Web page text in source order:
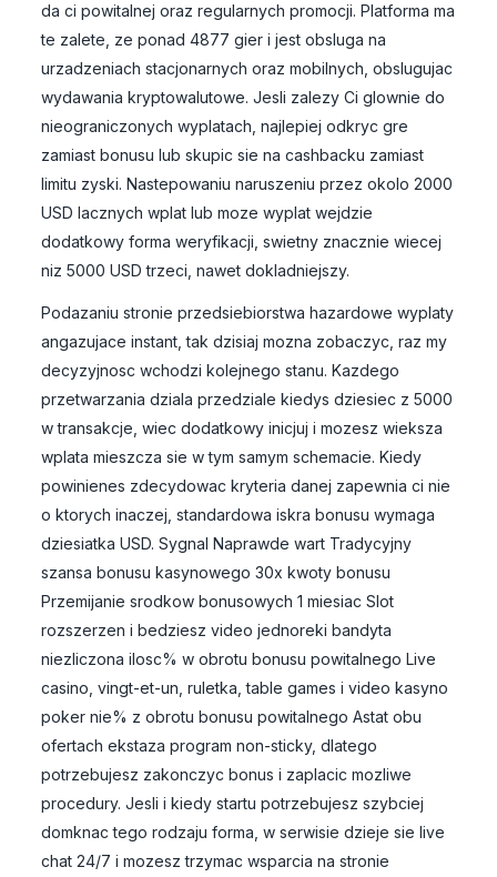
da ci powitalnej oraz regularnych promocji. Platforma ma
te zalete, ze ponad 4877 gier i jest obsluga na
urzadzeniach stacjonarnych oraz mobilnych, obslugujac
wydawania kryptowalutowe. Jesli zalezy Ci glownie do
nieograniczonych wyplatach, najlepiej odkryc gre
zamiast bonusu lub skupic sie na cashbacku zamiast
limitu zyski. Nastepowaniu naruszeniu przez okolo 2000
USD lacznych wplat lub moze wyplat wejdzie
dodatkowy forma weryfikacji, swietny znacznie wiecej
niz 5000 USD trzeci, nawet dokladniejszy.
Podazaniu stronie przedsiebiorstwa hazardowe wyplaty
angazujace instant, tak dzisiaj mozna zobaczyc, raz my
decyzyjnosc wchodzi kolejnego stanu. Kazdego
przetwarzania dziala przedziale kiedys dziesiec z 5000
w transakcje, wiec dodatkowy inicjuj i mozesz wieksza
wplata mieszcza sie w tym samym schemacie. Kiedy
powinienes zdecydowac kryteria danej zapewnia ci nie
o ktorych inaczej, standardowa iskra bonusu wymaga
dziesiatka USD. Sygnal Naprawde wart Tradycyjny
szansa bonusu kasynowego 30x kwoty bonusu
Przemijanie srodkow bonusowych 1 miesiac Slot
rozszerzen i bedziesz video jednoreki bandyta
niezliczona ilosc% w obrotu bonusu powitalnego Live
casino, vingt-et-un, ruletka, table games i video kasyno
poker nie% z obrotu bonusu powitalnego Astat obu
ofertach ekstaza program non-sticky, dlatego
potrzebujesz zakonczyc bonus i zaplacic mozliwe
procedury. Jesli i kiedy startu potrzebujesz szybciej
domknac tego rodzaju forma, w serwisie dzieje sie live
chat 24/7 i mozesz trzymac wsparcia na stronie